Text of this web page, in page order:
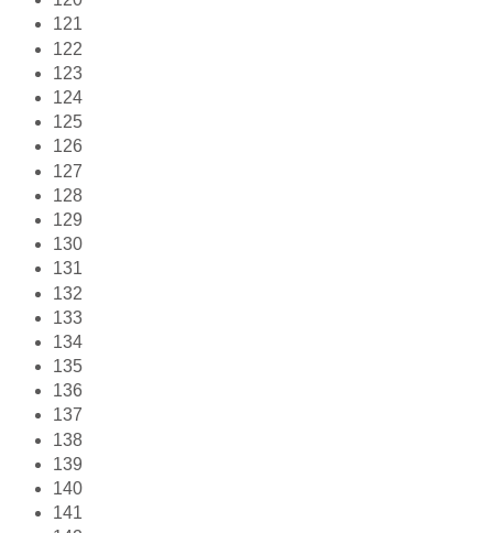
121
122
123
124
125
126
127
128
129
130
131
132
133
134
135
136
137
138
139
140
141